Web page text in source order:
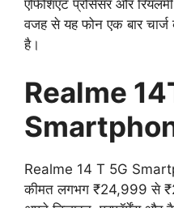
एफिशिएंट प्रोसेसर और
वजह से यह फोन एक बार
है।
Realme
Realme 14 T 5G
कीमत लगभग ₹24,999 से